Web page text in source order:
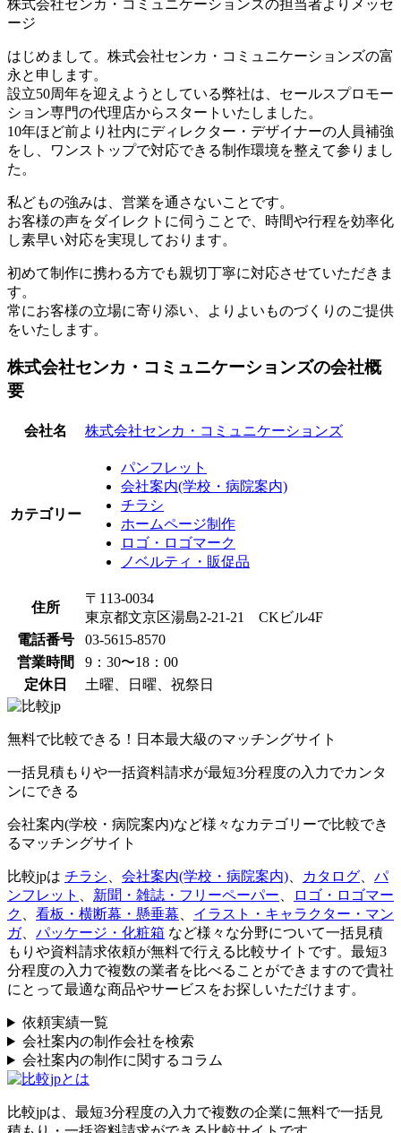
株式会社センカ・コミュニケーションズの担当者よりメッセ
ージ
はじめまして。株式会社センカ・コミュニケーションズの富
永と申します。
設立50周年を迎えようとしている弊社は、セールスプロモー
ション専門の代理店からスタートいたしました。
10年ほど前より社内にディレクター・デザイナーの人員補強
をし、ワンストップで対応できる制作環境を整えて参りまし
た。
私どもの強みは、営業を通さないことです。
お客様の声をダイレクトに伺うことで、時間や行程を効率化
し素早い対応を実現しております。
初めて制作に携わる方でも親切丁寧に対応させていただきま
す。
常にお客様の立場に寄り添い、よりよいものづくりのご提供
をいたします。
株式会社センカ・コミュニケーションズの会社概
要
会社名 株式会社センカ・コミュニケーションズ
カテゴリー
パンフレット
会社案内(学校・病院案内)
チラシ
ホームページ制作
ロゴ・ロゴマーク
ノベルティ・販促品
住所
〒113-0034
東京都文京区湯島2-21-21 CKビル4F
電話番号
03-5615-8570
営業時間
9：30〜18：00
定休日
土曜、日曜、祝祭日
無料で比較できる！日本最大級のマッチングサイト
一括見積もりや一括資料請求が最短3分程度の入力でカンタ
ンにできる
会社案内(学校・病院案内)など様々なカテゴリーで比較でき
るマッチングサイト
比較jpは チラシ 会社案内(学校・病院案内) カタログ
パ
ンフレット
新聞・雑誌・フリーペーパー
ロゴ・ロゴマー
ク
看板・横断幕・懸垂幕
イラスト・キャラクター・マン
ガ、 パッケージ・化粧箱 など様々な分野について一括見積
もりや資料請求依頼が無料で行える比較サイトです。最短3
分程度の入力で複数の業者を比べることができますので貴社
にとって最適な商品やサービスをお探しいただけます。
依頼実績一覧
会社案内の制作会社を検索
会社案内の制作に関するコラム
比較jpは、 最短3分程度の入力で複数の企業に無料で一括見